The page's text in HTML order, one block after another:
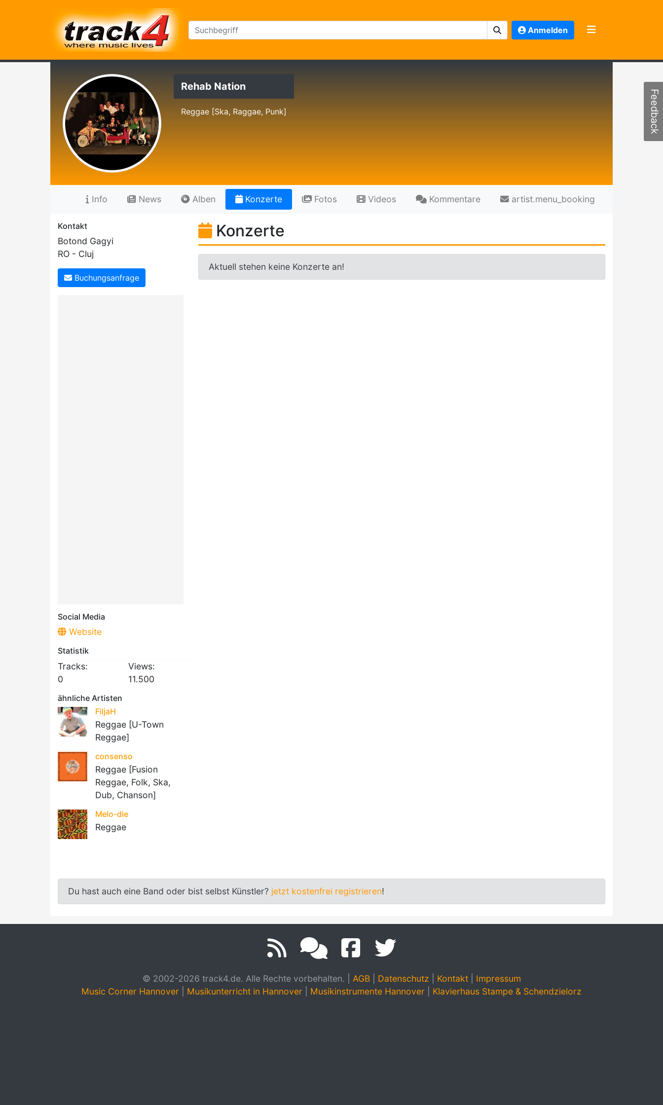
Anmelden
Rehab Nation
Reggae [Ska, Raggae, Punk]
Info News Alben Konzerte Fotos Videos Kommentare artist.menu_booking
Kontakt
Botond Gagyi
RO - Cluj
Buchungsanfrage
Social Media
Website
Statistik
Tracks:
0
Views:
11.500
ähnliche Artisten
FiljaH
Reggae [U-Town
Reggae]
consenso
Reggae [Fusion
Reggae, Folk, Ska,
Dub, Chanson]
Melo-die
Reggae
Konzerte
Aktuell stehen keine Konzerte an!
Du hast auch eine Band oder bist selbst Künstler? jetzt kostenfrei registrieren!
© 2002-2026 track4.de. Alle Rechte vorbehalten. AGB| Datenschutz Kontakt| Impressum
Music Corner Hannover
Musikunterricht in Hannover Musikinstrumente Hannover Klavierhaus Stampe & Schendzielorz
Feedback